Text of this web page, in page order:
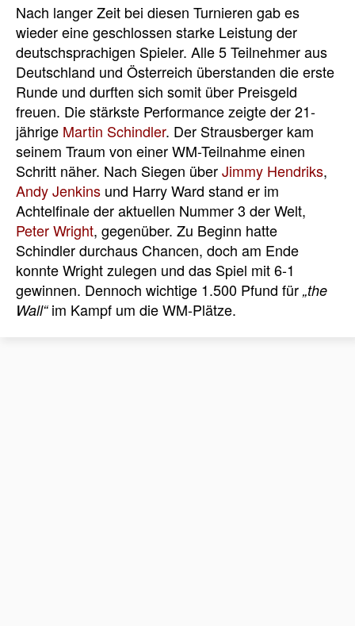
Nach langer Zeit bei diesen Turnieren gab es
wieder eine geschlossen starke Leistung der
deutschsprachigen Spieler. Alle 5 Teilnehmer aus
Deutschland und Österreich überstanden die erste
Runde und durften sich somit über Preisgeld
freuen. Die stärkste Performance zeigte der 21-
jährige Martin Schindler. Der Strausberger kam
seinem Traum von einer WM-Teilnahme einen
Schritt näher. Nach Siegen überJimmy Hendriks,
Andy Jenkins und Harry Ward stand er im
Achtelfinale der aktuellen Nummer 3 der Welt,
Peter Wright, gegenüber. Zu Beginn hatte
Schindler durchaus Chancen, doch am Ende
konnte Wright zulegen und das Spiel mit 6-1
gewinnen. Dennoch wichtige 1.500 Pfund für „the
Wall“im Kampf um die WM-Plätze.